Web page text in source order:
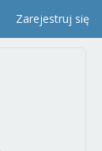
Zarejestruj się